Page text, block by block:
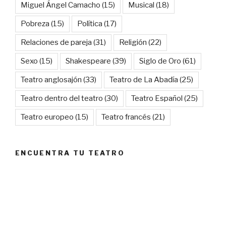
Miguel Ángel Camacho (15) Musical (18)
Pobreza (15) Política (17)
Relaciones de pareja (31) Religión (22)
Sexo (15) Shakespeare (39) Siglo de Oro (61)
Teatro anglosajón (33) Teatro de La Abadía (25)
Teatro dentro del teatro (30) Teatro Español (25)
Teatro europeo (15) Teatro francés (21)
ENCUENTRA TU TEATRO